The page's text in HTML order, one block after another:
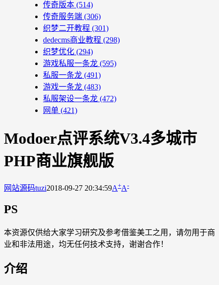
传奇版本 (514)
传奇服务端 (306)
织梦二开教程 (301)
dedecms商业教程 (298)
织梦优化 (294)
游戏私服一条龙 (595)
私服一条龙 (491)
游戏一条龙 (483)
私服架设一条龙 (472)
网单 (421)
Modoer点评系统V3.4多城市
PHP商业旗舰版
网站源码tuzi2018-09-27 20:34:59A+A-
PS
本资源仅供给大家学习研究及参考借鉴美工之用，请勿用于商
业和非法用途，均无任何技术支持，谢谢合作！
介绍